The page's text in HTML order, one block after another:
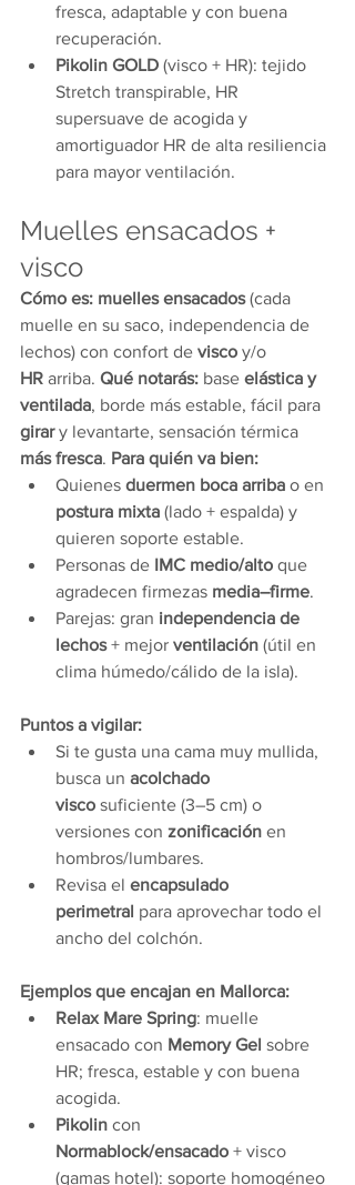
fresca, adaptable y con buena
recuperación.
Pikolin GOLD (visco + HR): tejido
Stretch transpirable, HR
supersuave de acogida y
amortiguador HR de alta resiliencia
para mayor ventilación.
Muelles ensacados +
visco
Cómo es: muelles ensacados (cada
muelle en su saco, independencia de
lechos) con confort de visco y/o
HR arriba. Qué notarás: base elástica y
ventilada, borde más estable, fácil para
girar y levantarte, sensación térmica
más fresca. Para quién va bien:
Quienes duermen boca arriba o en
postura mixta (lado + espalda) y
quieren soporte estable.
Personas de IMC medio/alto que
agradecen firmezas media–firme.
Parejas: gran independencia de
lechos + mejor ventilación (útil en
clima húmedo/cálido de la isla).
Puntos a vigilar:
Si te gusta una cama muy mullida,
busca un acolchado
visco suficiente (3–5 cm) o
versiones con zonificación en
hombros/lumbares.
Revisa el encapsulado
perimetral para aprovechar todo el
ancho del colchón.
Ejemplos que encajan en Mallorca:
Relax Mare Spring: muelle
ensacado con Memory Gel sobre
HR; fresca, estable y con buena
acogida.
Pikolin con
Normablock/ensacado + visco
(gamas hotel): soporte homogéneo